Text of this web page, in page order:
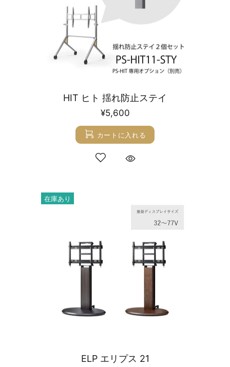
HIT ヒト 揺れ防止ステイ
¥5,600
カートに入れる
在庫あり
ELP エリプス 21